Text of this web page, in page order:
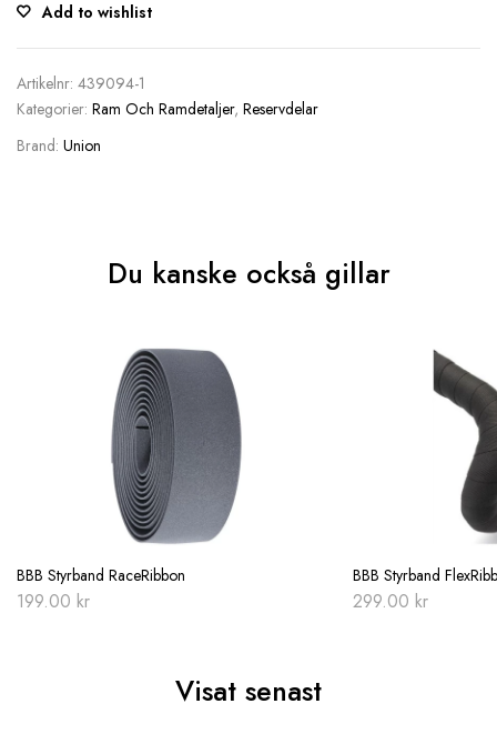
Add to wishlist
Artikelnr: 439094-1
Kategorier: Ram Och Ramdetaljer, Reservdelar
Brand: Union
Du kanske också gillar
BBB Styrband RaceRibbon
199.00 kr
BBB Styrband
299.00 kr
Visat senast